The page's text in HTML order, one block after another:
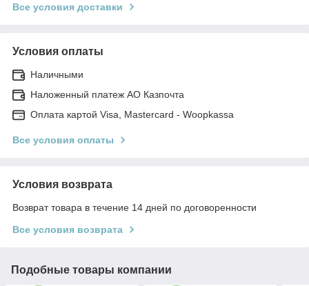
Все условия доставки
Условия оплаты
Наличными
Наложенный платеж АО Казпочта
Оплата картой Visa, Mastercard - Woopkassa
Все условия оплаты
Условия возврата
Возврат товара в течение 14 дней по договоренности
Все условия возврата
Подобные товары компании